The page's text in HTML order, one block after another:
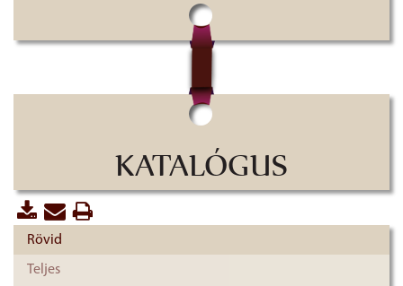
KATALÓGUS
Rövid
Teljes